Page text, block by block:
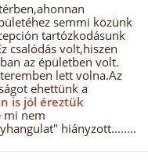
semmi közünk
tartózkodásunk
csalódás volt,hiszen
az épületben volt.
lett volna.Az
ehettünk a
is jól éreztük
mi nem
hiányzott........